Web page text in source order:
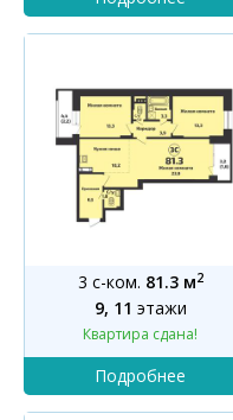
3 с-ком. 81.3 м2
9, 11 этажи
Квартира сдана!